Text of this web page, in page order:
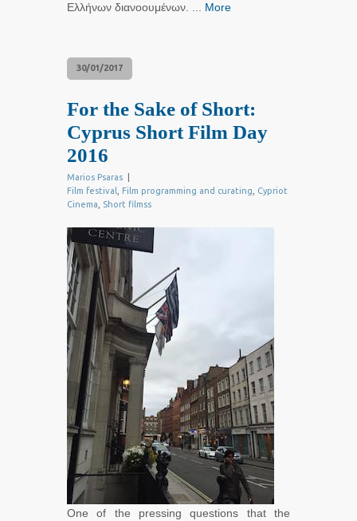
Ελλήνων διανοουμένων. ... More
30/01/2017
For the Sake of Short:
Cyprus Short Film Day
2016
Marios Psaras
Film festival
Film programming and curating
Cypriot
Cinema
Short filmss
One of the pressing questions that the